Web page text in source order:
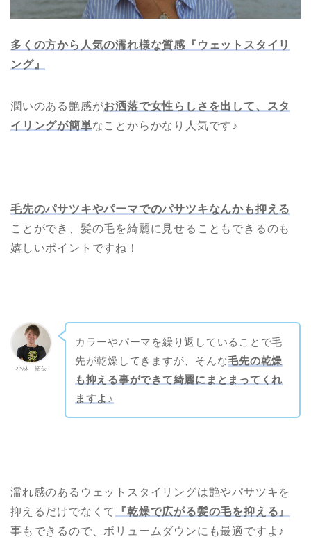
多くの方から人気の濡れ様な質感『ウェットスタイリ
ング』
潤いのある艶感がお洒落で女性らしさを出して、スタ
イリングが簡単なことからかなり人気です♪
毛先のパサツキやパーマでのパサツキなんかも抑える
ことができ、髪の毛を綺麗に見せることもできるのも
嬉しいポイントですね！
小林 拓矢
カラーやパーマを繰り返していることで毛
先が乾燥してきますが、そんな毛先の乾燥
も抑える事ができて綺麗にまとまってくれ
ますよ♪
濡れ感のあるウェットスタイリングは艶やパサツキを
抑えるだけでなくて
『乾燥で広がる髪の毛を抑える』
事もできるので、ボリュームダウンにも最適ですよ♪